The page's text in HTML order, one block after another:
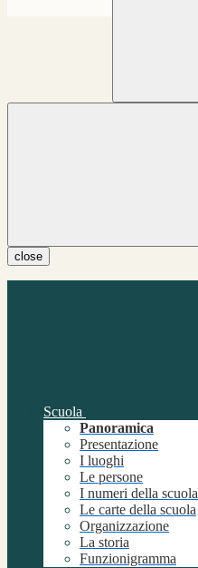
close
Scuola
Panoramica
Presentazione
I luoghi
Le persone
I numeri della scuola
Le carte della scuola
Organizzazione
La storia
Funzionigramma